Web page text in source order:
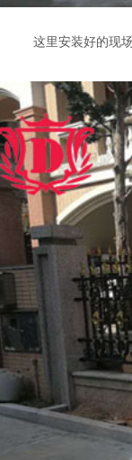
这里安装好的现